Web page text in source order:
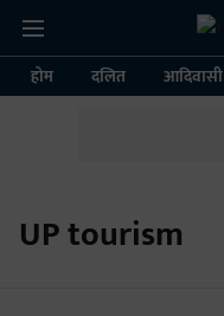
होम दलित आदिवासी
UP tourism